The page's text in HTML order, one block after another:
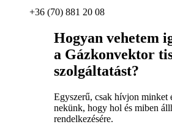
+36 (70) 881 20 08
Hogyan vehetem
a Gázkonvektor
szolgáltatást?
Egyszerű, csak hívjon minket
nekünk, hogy hol és miben
rendelkezésére.